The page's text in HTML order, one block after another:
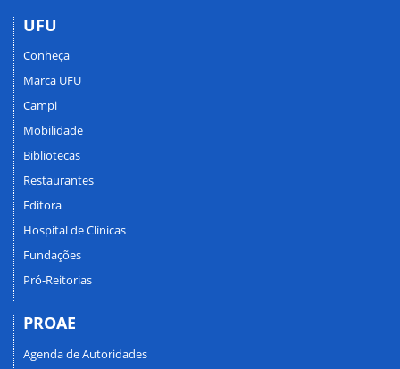
UFU
Conheça
Marca UFU
Campi
Mobilidade
Bibliotecas
Restaurantes
Editora
Hospital de Clínicas
Fundações
Pró-Reitorias
PROAE
Agenda de Autoridades